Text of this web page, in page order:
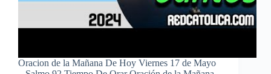
Oracion de la Mañana De Hoy Viernes 17 de Mayo